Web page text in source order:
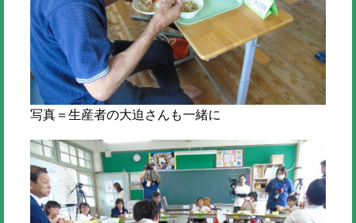
写真＝生産者の大迫さんも一緒に